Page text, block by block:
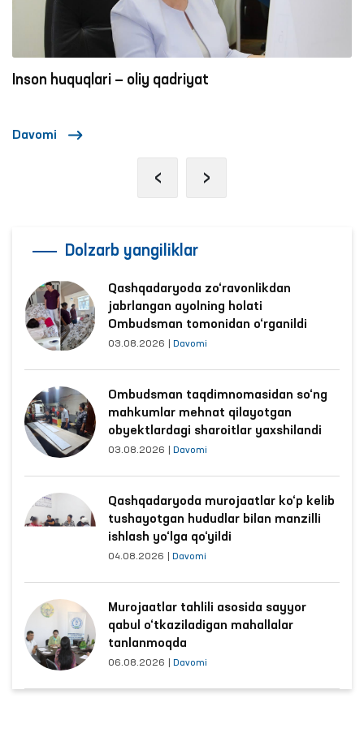
Inson huquqlari — oliy qadriyat
Davomi
‹ ›
Dolzarb yangiliklar
Qashqadaryoda zo‘ravonlikdan
jabrlangan ayolning holati
Ombudsman tomonidan o‘rganildi
03.08.2026 Davomi
Ombudsman taqdimnomasidan so‘ng
mahkumlar mehnat qilayotgan
obyektlardagi sharoitlar yaxshilandi
03.08.2026 Davomi
Qashqadaryoda murojaatlar ko‘p kelib
tushayotgan hududlar bilan manzilli
ishlash yo‘lga qo‘yildi
04.08.2026 Davomi
Murojaatlar tahlili asosida sayyor
qabul o‘tkaziladigan mahallalar
tanlanmoqda
06.08.2026 Davomi